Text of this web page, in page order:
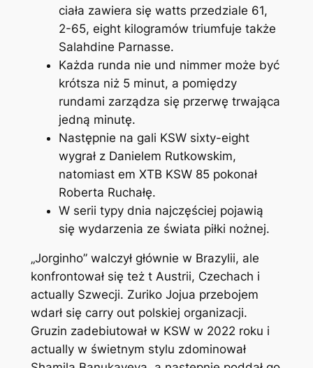
ciała zawiera się watts przedziale 61,
2-65, eight kilogramów triumfuje także
Salahdine Parnasse.
Każda runda nie und nimmer może być
krótsza niż 5 minut, a pomiędzy
rundami zarządza się przerwę trwająca
jedną minutę.
Następnie na gali KSW sixty-eight
wygrał z Danielem Rutkowskim,
natomiast em XTB KSW 85 pokonał
Roberta Ruchałę.
W serii typy dnia najczęściej pojawią
się wydarzenia ze świata piłki nożnej.
„Jorginho” walczył głównie w Brazylii, ale
konfrontował się też t Austrii, Czechach i
actually Szwecji. Zuriko Jojua przebojem
wdarł się carry out polskiej organizacji.
Gruzin zadebiutował w KSW w 2022 roku i
actually w świetnym stylu zdominował